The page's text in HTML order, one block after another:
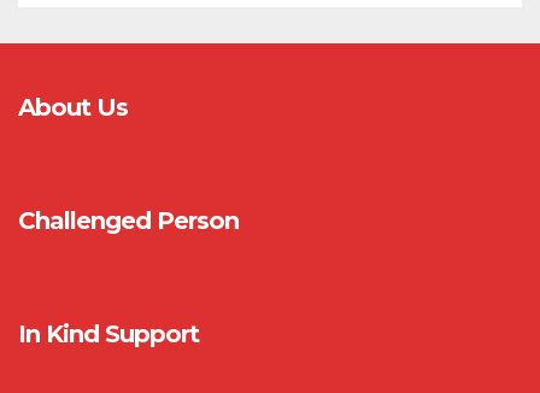
About Us
Challenged Person
In Kind Support